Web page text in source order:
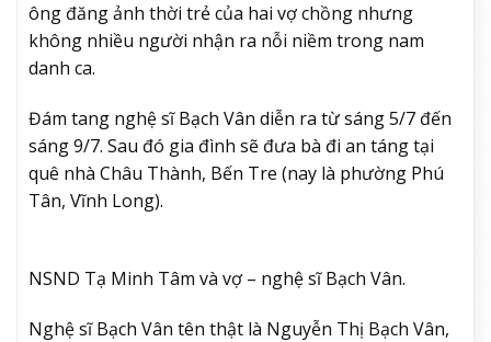
ông đăng ảnh thời trẻ của hai vợ chồng nhưng
không nhiều người nhận ra nỗi niềm trong nam
danh ca.
Đám tang nghệ sĩ Bạch Vân diễn ra từ sáng 5/7 đến
sáng 9/7. Sau đó gia đình sẽ đưa bà đi an táng tại
quê nhà Châu Thành, Bến Tre (nay là phường Phú
Tân, Vĩnh Long).
NSND Tạ Minh Tâm và vợ – nghệ sĩ Bạch Vân.
Nghệ sĩ Bạch Vân tên thật là Nguyễn Thị Bạch Vân,